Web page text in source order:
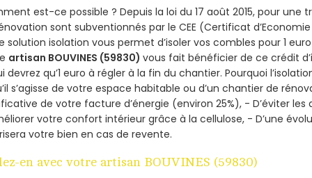
est-ce possible ? Depuis la loi du 17 août 2015, pour une
sont subventionnés par le CEE (Certificat
solution isolation vous permet d’isoler vos combles pour 1
artisan BOUVINES (59830)vous fait bénéficier de ce crédit
devrez qu’1 euro à régler à la fin du chantier. Pourquoi
s’agisse de votre espace habitable ou d’un chantier de
de votre facture d’énergie (environ 25%), - D’éviter
votre confort intérieur grâce à la cellulose, - D’une
votre bien en cas de revente.
en avec votre artisan BOUVINES (59830)